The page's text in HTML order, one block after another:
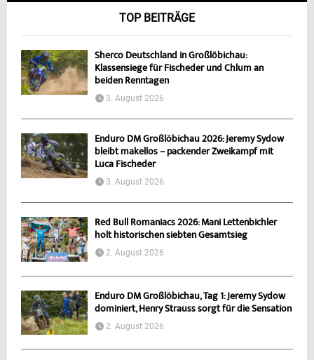
TOP BEITRÄGE
Sherco Deutschland in Großlöbichau:
Klassensiege für Fischeder und Chlum an
beiden Renntagen
3. August 2026
Enduro DM Großlöbichau 2026: Jeremy Sydow
bleibt makellos – packender Zweikampf mit
Luca Fischeder
3. August 2026
Red Bull Romaniacs 2026: Mani Lettenbichler
holt historischen siebten Gesamtsieg
2. August 2026
Enduro DM Großlöbichau, Tag 1: Jeremy Sydow
dominiert, Henry Strauss sorgt für die Sensation
2. August 2026